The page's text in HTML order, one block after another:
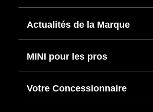
Actualités de la Marque
MINI pour les pros
Votre Concessionnaire